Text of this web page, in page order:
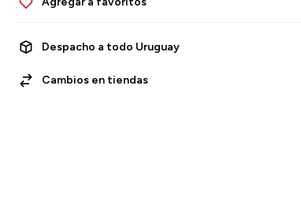
Despacho a todo Uruguay
Cambios en tiendas